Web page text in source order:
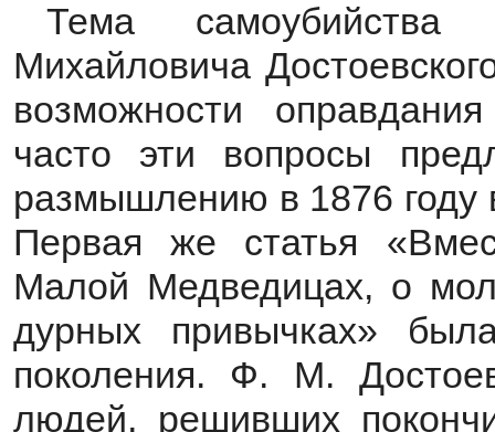
Тема
Михайловича
возможности
часто эти вопросы
размышлению в 1876 году
Первая же статья
Малой Медведицах, о
дурных привычках»
поколения. Ф. М.
людей, решивших